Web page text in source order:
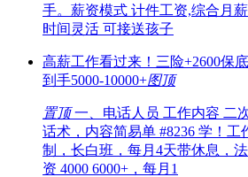
手。薪资模式 计件工资,综合月
时间灵活 可接送孩子
高薪工作看过来！三险+2600保
到手5000-10000+图顶
置顶一、电话人员 工作内容 二
话术，内容简易单 #8236 学！工
制，长白班，每月4天带休息，
资 4000 6000+，每月1